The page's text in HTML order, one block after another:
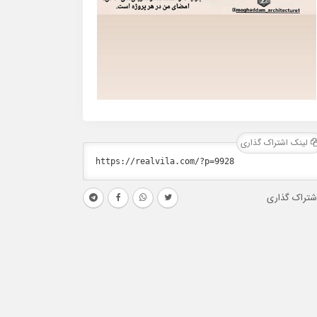
لینک اشتراک گذاری
گذاری